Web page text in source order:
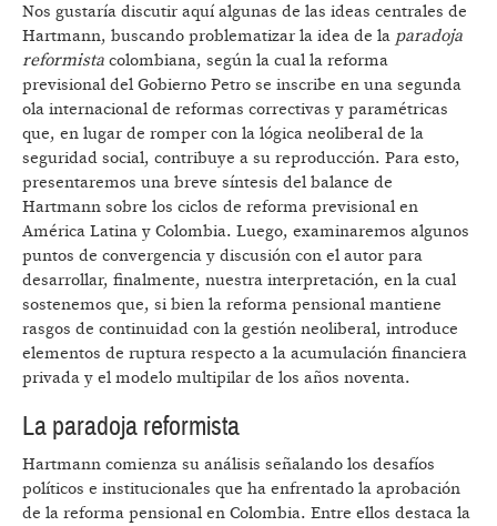
Nos gustaría discutir aquí algunas de las ideas centrales de
Hartmann, buscando problematizar la idea de la paradoja
reformista colombiana, según la cual la reforma
previsional del Gobierno Petro se inscribe en una segunda
ola internacional de reformas correctivas y paramétricas
que, en lugar de romper con la lógica neoliberal de la
seguridad social, contribuye a su reproducción. Para esto,
presentaremos una breve síntesis del balance de
Hartmann sobre los ciclos de reforma previsional en
América Latina y Colombia. Luego, examinaremos algunos
puntos de convergencia y discusión con el autor para
desarrollar, finalmente, nuestra interpretación, en la cual
sostenemos que, si bien la reforma pensional mantiene
rasgos de continuidad con la gestión neoliberal, introduce
elementos de ruptura respecto a la acumulación financiera
privada y el modelo multipilar de los años noventa.
La paradoja reformista
Hartmann comienza su análisis señalando los desafíos
políticos e institucionales que ha enfrentado la aprobación
de la reforma pensional en Colombia. Entre ellos destaca la